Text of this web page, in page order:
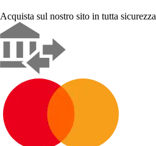
Acquista sul nostro sito in tutta sicurezza